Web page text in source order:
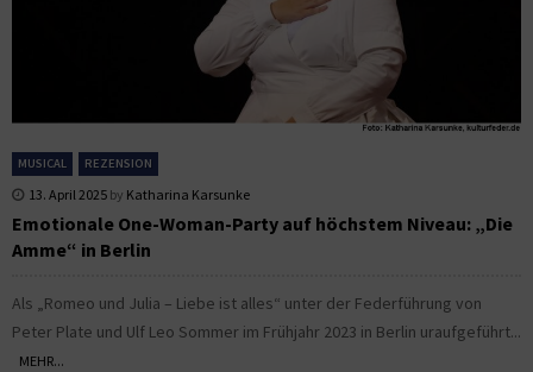
MUSICAL REZENSION
13. April 2025 by Katharina Karsunke
Emotionale One-Woman-Party auf höchstem Niveau: „Die
Amme“ in Berlin
Als „Romeo und Julia – Liebe ist alles“ unter der Federführung von
Peter Plate und Ulf Leo Sommer im Frühjahr 2023 in Berlin uraufgeführt...
MEHR...